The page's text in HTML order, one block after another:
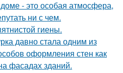
- это особая атмосфера,
ни с чем.
гиены.
давно стала одним из
оформления стен как
фасадах зданий.